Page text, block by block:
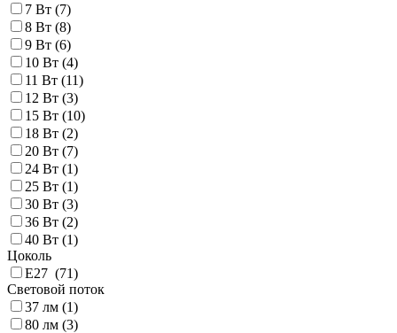
7 Вт (7)
8 Вт (8)
9 Вт (6)
10 Вт (4)
11 Вт (11)
12 Вт (3)
15 Вт (10)
18 Вт (2)
20 Вт (7)
24 Вт (1)
25 Вт (1)
30 Вт (3)
36 Вт (2)
40 Вт (1)
Цоколь
E27 (71)
Световой поток
37 лм (1)
80 лм (3)